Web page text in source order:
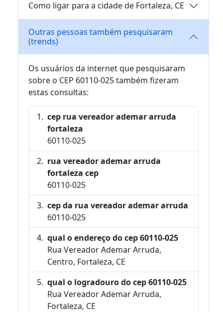
Como ligar para a cidade de Fortaleza, CE
Outras pessoas também pesquisaram
(trends)
Os usuários da internet que pesquisaram
sobre o CEP 60110-025 também fizeram
estas consultas:
cep rua vereador ademar arruda
fortaleza
60110-025
rua vereador ademar arruda
fortaleza cep
60110-025
cep da rua vereador ademar arruda
60110-025
qual o endereço do cep 60110-025
Rua Vereador Ademar Arruda,
Centro, Fortaleza, CE
qual o logradouro do cep 60110-025
Rua Vereador Ademar Arruda,
Fortaleza, CE